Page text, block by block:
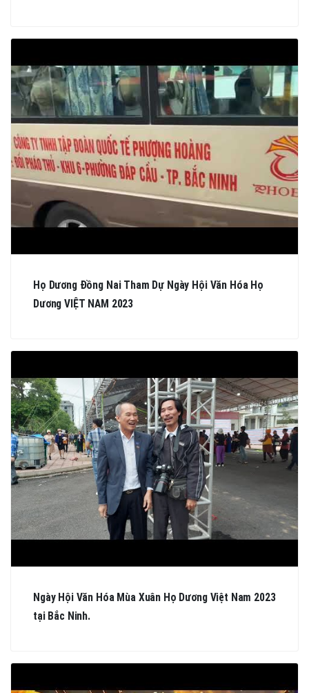
Họ Dương Đồng Nai Tham Dự Ngày Hội Văn Hóa Họ
Dương VIỆT NAM 2023
Ngày Hội Văn Hóa Mùa Xuân Họ Dương Việt Nam 2023
tại Bắc Ninh.